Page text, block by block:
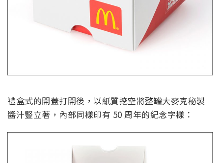
禮盒式的開蓋打開後，以紙質挖空將整罐大麥克秘製
醬汁豎立著，內部同樣印有 50 周年的紀念字樣：